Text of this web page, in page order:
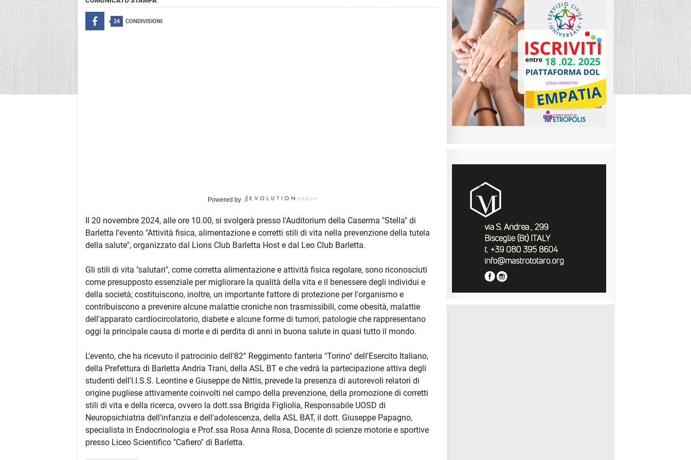
24 CONDIVISIONI
Powered by
Il 20 novembre 2024, alle ore 10.00, si svolgerà presso l'Auditorium della Caserma "Stella" di
Barletta l'evento "Attività fisica, alimentazione e corretti stili di vita nella prevenzione della tutela
della salute", organizzato dal Lions Club Barletta Host e dal Leo Club Barletta.
Gli stili di vita "salutari", come corretta alimentazione e attività fisica regolare, sono riconosciuti
come presupposto essenziale per migliorare la qualità della vita e il benessere degli individui e
della società; costituiscono, inoltre, un importante fattore di protezione per l'organismo e
contribuiscono a prevenire alcune malattie croniche non trasmissibili, come obesità, malattie
dell'apparato cardiocircolatorio, diabete e alcune forme di tumori, patologie che rappresentano
oggi la principale causa di morte e di perdita di anni in buona salute in quasi tutto il mondo.
L'evento, che ha ricevuto il patrocinio dell'82° Reggimento fanteria "Torino" dell'Esercito Italiano,
della Prefettura di Barletta Andria Trani, della ASL BT e che vedrà la partecipazione attiva degli
studenti dell'I.I.S.S. Leontine e Giuseppe de Nittis, prevede la presenza di autorevoli relatori di
origine pugliese attivamente coinvolti nel campo della prevenzione, della promozione di corretti
stili di vita e della ricerca, ovvero la dott.ssa Brigida Figliolia, Responsabile UOSD di
Neuropsichiatria dell'infanzia e dell'adolescenza, della ASL BAT, il dott. Giuseppe Papagno,
specialista in Endocrinologia e Prof.ssa Rosa Anna Rosa, Docente di scienze motorie e sportive
presso Liceo Scientifico "Cafiero" di Barletta.